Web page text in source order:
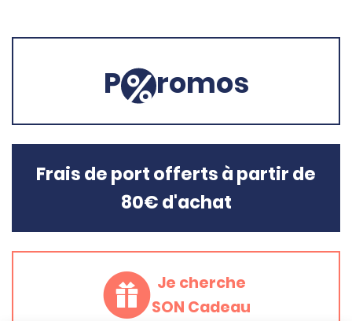
P romos
Frais de port offerts à partir de
80€ d'achat
Je cherche
SON Cadeau